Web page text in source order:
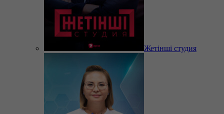
Жетінші студия